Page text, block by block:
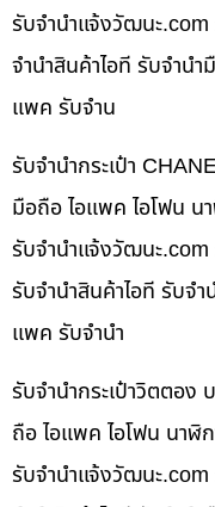
รับจํานําแจ้งวัฒนะ
จำนำสินค้าไอที รับจำน
แพค รับจำน
รับจำนำกระเป๋า
มือถือ ไอแพค ไอโฟน น
รับจํานําแจ้งวัฒนะ.com
รับจำนำสินค้าไอที รับจ
แพค รับจำนำ
รับจำนำกระเป๋าวิตตอง
ถือ ไอแพค ไอโฟน นาฬิ
รับจํานําแจ้งวัฒนะ.com